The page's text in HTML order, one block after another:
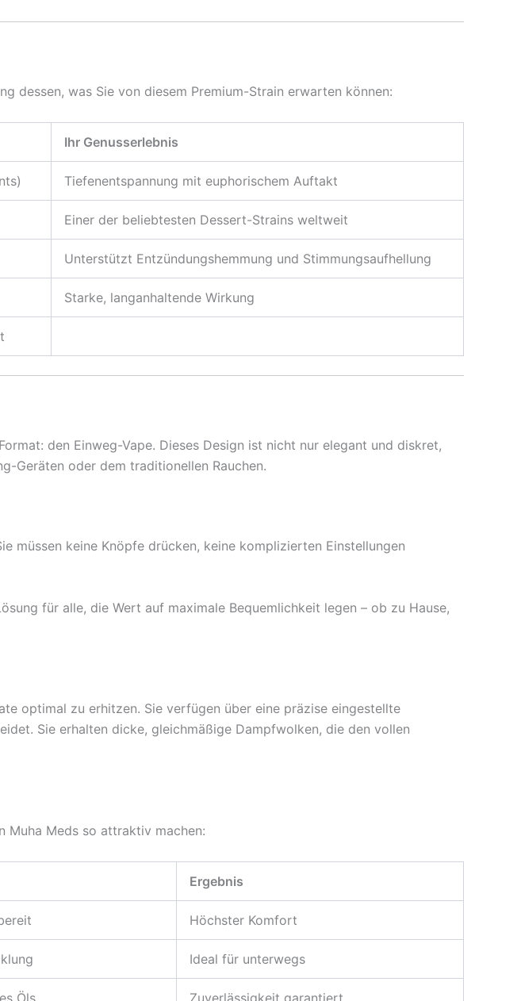
dessen, was Sie von diesem Premium-Strain erwarten können:
Ihr Genusserlebnis
Tiefenentspannung mit euphorischem Auftakt
Einer der beliebtesten Dessert-Strains weltweit
Unterstützt Entzündungshemmung und Stimmungsaufhellung
Starke, langanhaltende Wirkung
den Einweg-Vape. Dieses Design ist nicht nur elegant und diskret,
Geräten oder dem traditionellen Rauchen.
müssen keine Knöpfe drücken, keine komplizierten Einstellungen
für alle, die Wert auf maximale Bequemlichkeit legen – ob zu Hause,
optimal zu erhitzen. Sie verfügen über eine präzise eingestellte
Sie erhalten dicke, gleichmäßige Dampfwolken, die den vollen
Muha Meds so attraktiv machen:
Ergebnis
Höchster Komfort
Ideal für unterwegs
Öls Zuverlässigkeit garantiert